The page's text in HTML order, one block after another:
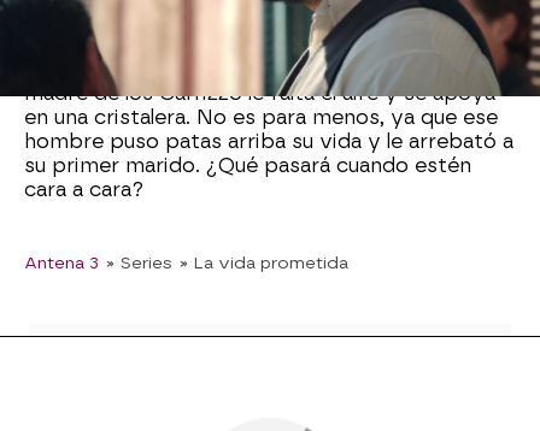
completamente paralizada. Su cabeza se llena de
recuerdos y las imágenes se aquel día en el que el
capataz intentó forzarla vuelven a su mente. A la
madre de los Carrizzo le falta el aire y se apoya
en una cristalera. No es para menos, ya que ese
hombre puso patas arriba su vida y le arrebató a
su primer marido. ¿Qué pasará cuando estén
cara a cara?
Antena 3 » Series » La vida prometida